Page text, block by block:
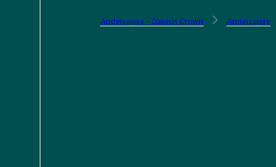
Andelsejere - Danish Crown Andelsejere